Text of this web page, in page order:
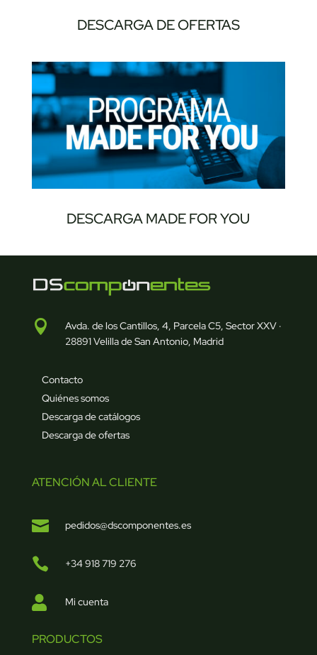
DESCARGA DE OFERTAS
DESCARGA MADE FOR YOU

Avda. de los Cantillos, 4, Parcela C5, Sector XXV ·
28891 Velilla de San Antonio, Madrid
Contacto
Quiénes somos
Descarga de catálogos
Descarga de ofertas
ATENCIÓN AL CLIENTE
 pedidos@dscomponentes.es
 +34 918 719 276
 Mi cuenta
PRODUCTOS